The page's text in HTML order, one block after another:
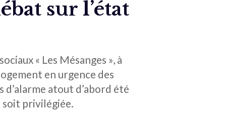
sur l’état
« Les Mésanges », à
en urgence des
atout d’abord été
soit privilégiée.